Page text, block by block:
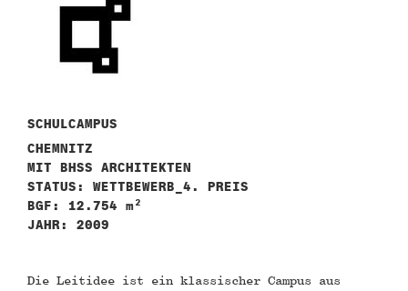
SCHULCAMPUS
CHEMNITZ
MIT BHSS ARCHITEKTEN
STATUS: WETTBEWERB_4. PREIS
BGF: 12.754 m²
JAHR: 2009
Die Leitidee ist ein klassischer Campus aus